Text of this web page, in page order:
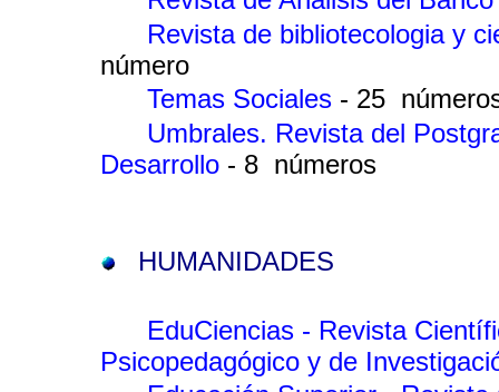
Revista de bibliotecologia y
número
Temas Sociales - 25
Umbrales. Revista del
Desarrollo - 8 números
HUMANIDADES
EduCiencias - Revista
Psicopedagógico y de